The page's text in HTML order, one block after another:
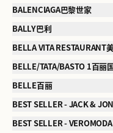
BALENCIAGA巴黎世家
BALLY巴利
BELLA VITA RESTAURANT
BELLE/TATA/BASTO 1百丽
BELLE百丽
BEST SELLER - JACK &
BEST SELLER -